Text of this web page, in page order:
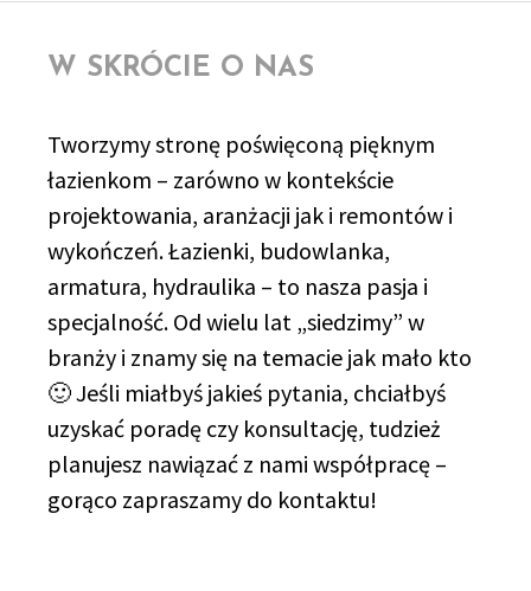
W SKRÓCIE O NAS
Tworzymy stronę poświęconą pięknym
łazienkom – zarówno w kontekście
projektowania, aranżacji jak i remontów i
wykończeń. Łazienki, budowlanka,
armatura, hydraulika – to nasza pasja i
specjalność. Od wielu lat „siedzimy” w
branży i znamy się na temacie jak mało kto
🙂 Jeśli miałbyś jakieś pytania, chciałbyś
uzyskać poradę czy konsultację, tudzież
planujesz nawiązać z nami współpracę –
gorąco zapraszamy do kontaktu!